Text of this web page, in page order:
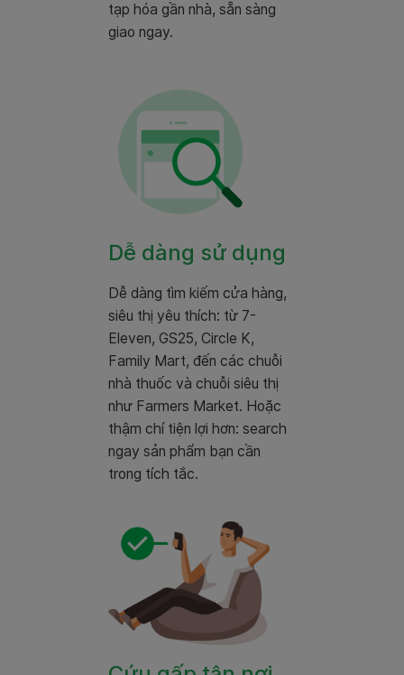
tạp hóa gần nhà, sẵn sàng
giao ngay.
Dễ dàng sử dụng
Dễ dàng tìm kiếm cửa hàng,
siêu thị yêu thích: từ 7-
Eleven, GS25, Circle K,
Family Mart, đến các chuỗi
nhà thuốc và chuỗi siêu thị
như Farmers Market. Hoặc
thậm chí tiện lợi hơn: search
ngay sản phẩm bạn cần
trong tích tắc.